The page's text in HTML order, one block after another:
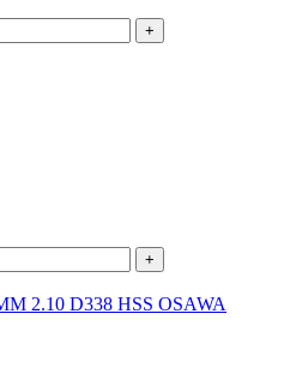
+
+
2.10 D338 HSS OSAWA